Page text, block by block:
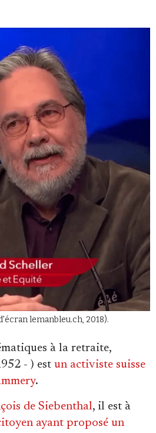
un don
à Vera
lemanbleu.ch, 2018).
à la retraite,
- ) est un activiste suisse
.
de Siebenthal, il est à
ayant proposé un